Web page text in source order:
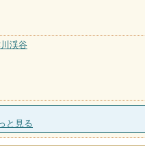
渓谷
と見る